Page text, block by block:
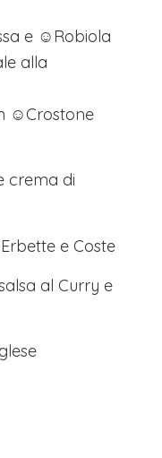
e ☺Robiola
alla
☺Crostone
crema di
e Coste
al Curry e